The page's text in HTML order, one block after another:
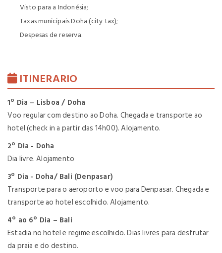
Visto para a Indonésia;
Taxas municipais Doha (city tax);
Despesas de reserva.
ITINERARIO
1º Dia – Lisboa / Doha
Voo regular com destino ao Doha. Chegada e transporte ao
hotel (check in a partir das 14h00). Alojamento.
2º Dia - Doha
Dia livre. Alojamento
3º Dia - Doha/ Bali (Denpasar)
Transporte para o aeroporto e voo para Denpasar. Chegada e
transporte ao hotel escolhido. Alojamento.
4º ao 6º Dia – Bali
Estadia no hotel e regime escolhido. Dias livres para desfrutar
da praia e do destino.